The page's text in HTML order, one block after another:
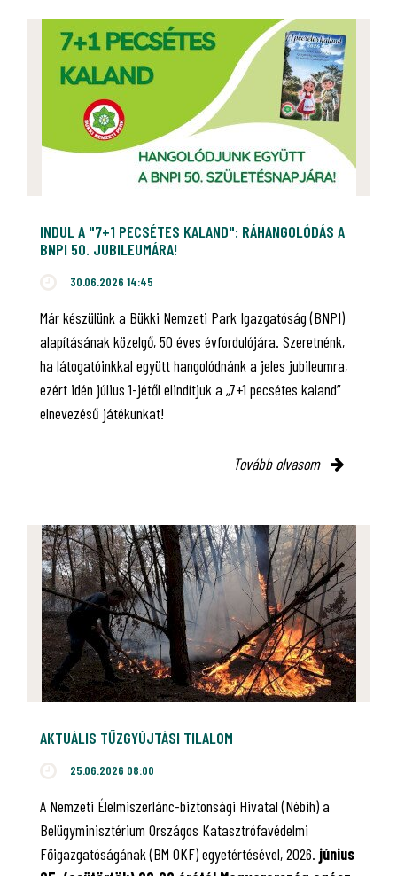
INDUL A "7+1 PECSÉTES KALAND": RÁHANGOLÓDÁS A
BNPI 50. JUBILEUMÁRA!
30.06.2026 14:45
Már készülünk a Bükki Nemzeti Park Igazgatóság (BNPI)
alapításának közelgő, 50 éves évfordulójára. Szeretnénk,
ha látogatóinkkal együtt hangolódnánk a jeles jubileumra,
ezért idén július 1-jétől elindítjuk a „7+1 pecsétes kaland”
elnevezésű játékunkat!
Tovább olvasom
AKTUÁLIS TŰZGYÚJTÁSI TILALOM
25.06.2026 08:00
A Nemzeti Élelmiszerlánc-biztonsági Hivatal (Nébih) a
Belügyminisztérium Országos Katasztrófavédelmi
Főigazgatóságának (BM OKF) egyetértésével, 2026. június